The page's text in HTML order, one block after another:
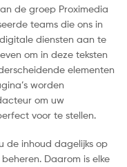
de groep Proximedia
teams die ons in
diensten aan te
om in deze teksten
elementen
worden
om uw
voor te stellen.
de inhoud dagelijks op
Daarom is elke